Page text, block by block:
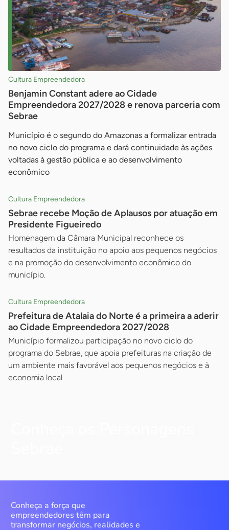
Cultura Empreendedora
Benjamin Constant adere ao Cidade
Empreendedora 2027/2028 e renova parceria com
Sebrae
Município é o segundo do Amazonas a formalizar entrada
no novo ciclo do programa e dará continuidade às ações
voltadas à gestão pública e ao desenvolvimento
econômico
Cultura Empreendedora
Sebrae recebe Moção de Aplausos por atuação em
Presidente Figueiredo
Homenagem da Câmara Municipal reconhece os
resultados da instituição no apoio aos pequenos negócios
e na promoção do desenvolvimento econômico do
município.
Cultura Empreendedora
Prefeitura de Atalaia do Norte é a primeira a aderir
ao Cidade Empreendedora 2027/2028
Município formalizou participação no novo ciclo do
programa do Sebrae, que apoia prefeituras na criação de
um ambiente mais favorável aos pequenos negócios e à
economia local
Conheça a força que
empreendedores têm para
transformar negócios, realidades e